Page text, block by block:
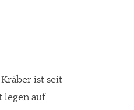
ist seit
legen auf